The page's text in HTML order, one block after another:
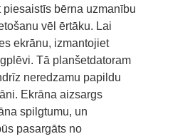
piesaistīs bērna uzmanību
vēl ērtāku. Lai
ekrānu, izmantojiet
Tā planšetdatoram
neredzamu papildu
Ekrāna aizsargs
spilgtumu, un
pasargāts no